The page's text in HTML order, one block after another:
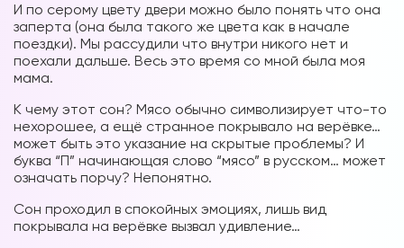
И по серому цвету двери можно было понять что она
заперта (она была такого же цвета как в начале
поездки). Мы рассудили что внутри никого нет и
поехали дальше. Весь это время со мной была моя
мама.
К чему этот сон? Мясо обычно символизирует что-то
нехорошее, а ещё странное покрывало на верёвке…
может быть это указание на скрытые проблемы? И
буква “П” начинающая слово “мясо” в русском… может
означать порчу? Непонятно.
Сон проходил в спокойных эмоциях, лишь вид
покрывала на верёвке вызвал удивление…